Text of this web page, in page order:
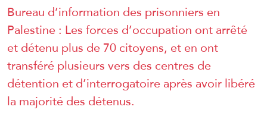
Bureau d’information des prisonniers en
Palestine : Les forces d’occupation ont arrêté
et détenu plus de 70 citoyens, et en ont
transféré plusieurs vers des centres de
détention et d’interrogatoire après avoir libéré
la majorité des détenus.